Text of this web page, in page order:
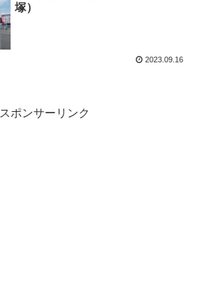
塚）
2023.09.16
スポンサーリンク